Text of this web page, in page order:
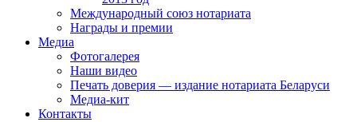
Международный союз нотариата
Награды и премии
Медиа
Фотогалерея
Наши видео
Печать доверия — издание нотариата Беларуси
Медиа-кит
Контакты